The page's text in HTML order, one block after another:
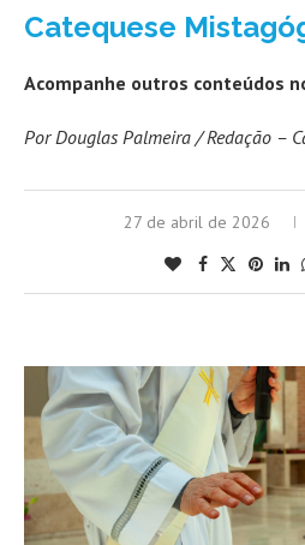
Catequese
Acompanhe outros conteúdos
Por Douglas Palmeira / Redação –
27 de abril de 2026